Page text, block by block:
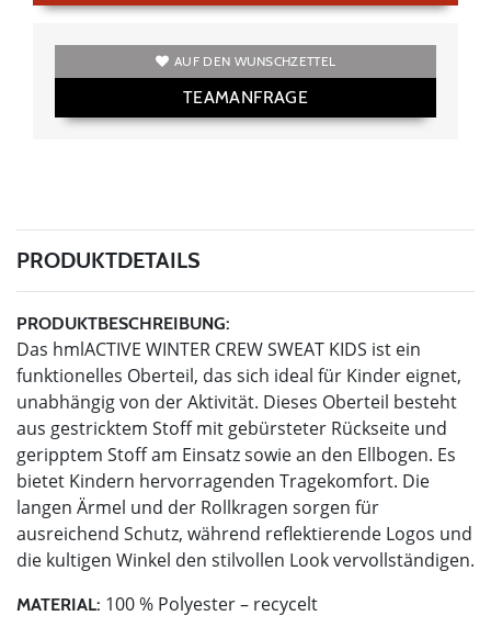
AUF DEN WUNSCHZETTEL
TEAMANFRAGE
PRODUKTDETAILS
PRODUKTBESCHREIBUNG:
Das hmlACTIVE WINTER CREW SWEAT KIDS ist ein
funktionelles Oberteil, das sich ideal für Kinder eignet,
unabhängig von der Aktivität. Dieses Oberteil besteht
aus gestricktem Stoff mit gebürsteter Rückseite und
geripptem Stoff am Einsatz sowie an den Ellbogen. Es
bietet Kindern hervorragenden Tragekomfort. Die
langen Ärmel und der Rollkragen sorgen für
ausreichend Schutz, während reflektierende Logos und
die kultigen Winkel den stilvollen Look vervollständigen.
MATERIAL: 100 % Polyester – recycelt